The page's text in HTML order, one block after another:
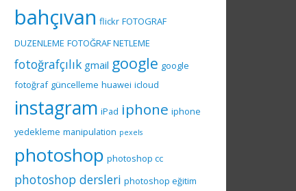
bahçıvan flickr FOTOGRAF
DUZENLEME FOTOĞRAF NETLEME
fotoğrafçılık gmail google google
fotoğraf güncelleme huawei icloud
instagram iPad iphone iphone
yedekleme manipulation pexels
photoshop photoshop cc
photoshop dersleri photoshop eğitim